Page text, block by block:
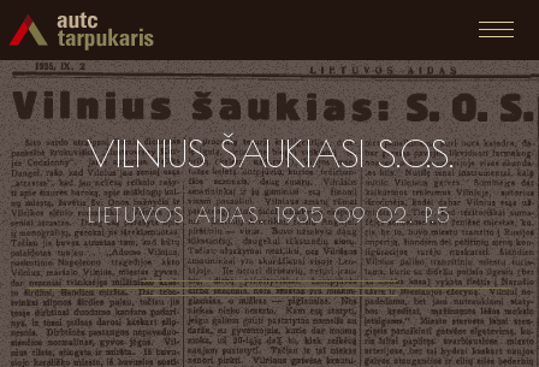
VILNIUS ŠAUKIASI S.O.S.
LIETUVOS AIDAS. 1935 09 02. P.5